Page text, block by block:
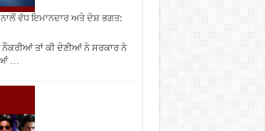
ਨਾਲੋਂ ਵੱਧ ਇਮਾਨਦਾਰ ਅਤੇ ਦੇਸ਼ ਭਗਤ:
ਨੌਕਰੀਆਂ ਤਾਂ ਕੀ ਦੇਣੀਆਂ ਨੇ ਸਰਕਾਰ ਨੇ
…